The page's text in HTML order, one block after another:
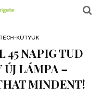
TECH-KÜTYÜK
45 NAPIG TUD
LÁMPA –
MINDENT!